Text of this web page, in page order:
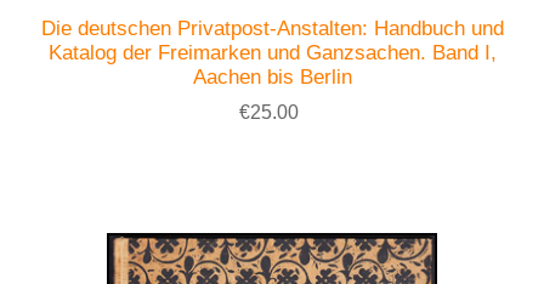
Die deutschen Privatpost-Anstalten: Handbuch und
Katalog der Freimarken und Ganzsachen. Band I,
Aachen bis Berlin
€25.00